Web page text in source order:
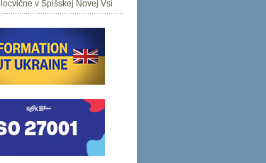
v Spišskej Novej Vsi